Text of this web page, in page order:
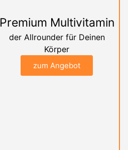
Premium Multivitamin
der Allrounder für Deinen
Körper
zum Angebot